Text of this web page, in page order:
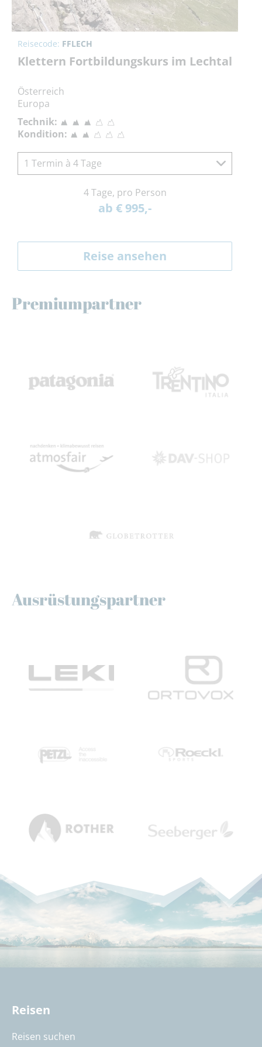
Reisecode: FFLECH
Klettern Fortbildungskurs im Lechtal
Österreich
Europa
Technik:
Kondition:
1 Termin à 4 Tage
4 Tage, pro Person
ab € 995,-
Reise ansehen
Premiumpartner
Ausrüstungspartner
Reisen
Reisen suchen